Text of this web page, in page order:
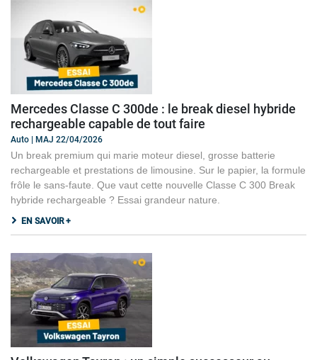
Mercedes Classe C 300de : le break diesel hybride
rechargeable capable de tout faire
Auto | MAJ 22/04/2026
Un break premium qui marie moteur diesel, grosse batterie
rechargeable et prestations de limousine. Sur le papier, la formule
frôle le sans-faute. Que vaut cette nouvelle Classe C 300 Break
hybride rechargeable ? Essai grandeur nature.
EN SAVOIR +